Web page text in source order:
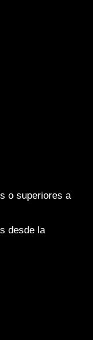
o superiores a
desde la